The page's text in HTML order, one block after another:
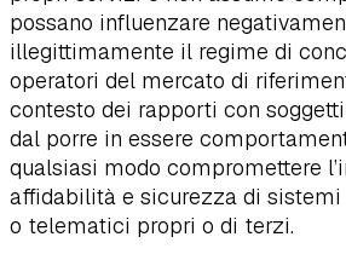
possano influenzare
illegittimamente il regime di
operatori del mercato di
contesto dei rapporti con
dal porre in essere
qualsiasi modo compromettere
affidabilità e sicurezza di
o telematici propri o di terzi.